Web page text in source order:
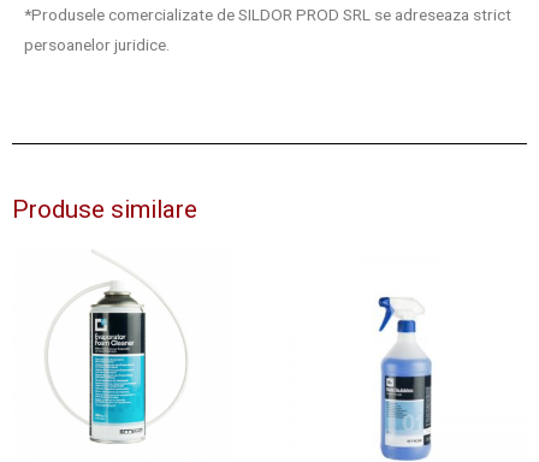
*Produsele comercializate de SILDOR PROD SRL se adreseaza strict
persoanelor juridice.
Produse similare